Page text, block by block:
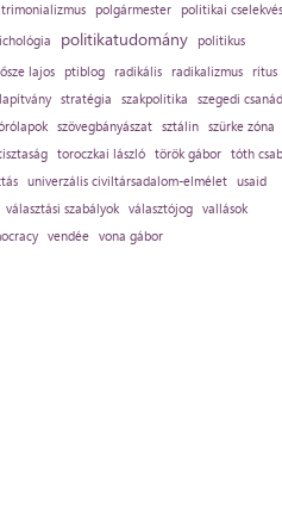
polgármester
politikai
politikatudomány
politikus
lajos ptiblog radikális radikalizmus
rítus
stratégia szakpolitika
szegedi
szövegbányászat sztálin
szürke zóna
toroczkai lászló török gábor tóth
univerzális civiltársadalom-elmélet
usaid
választási szabályok választójog vallások
vendée vona gábor